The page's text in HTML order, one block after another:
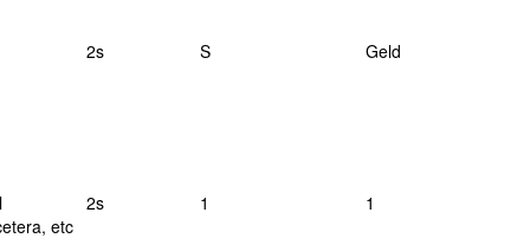
2s S Geld
etc
2s 1 1